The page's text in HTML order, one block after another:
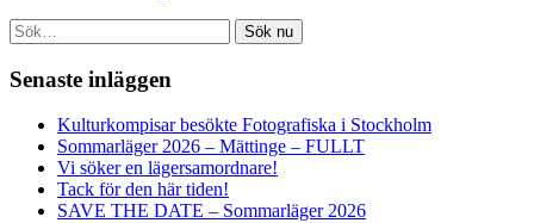
Sök nu
Senaste inläggen
Kulturkompisar besökte Fotografiska i Stockholm
Sommarläger 2026 – Mättinge – FULLT
Vi söker en lägersamordnare!
Tack för den här tiden!
SAVE THE DATE – Sommarläger 2026